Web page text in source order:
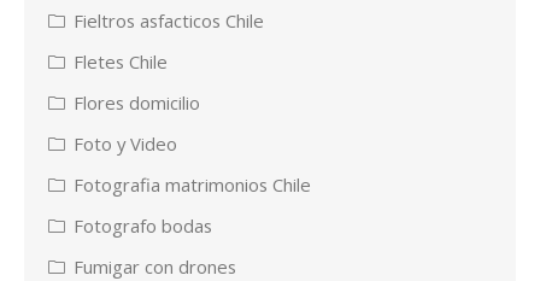
Fieltros asfacticos Chile
Fletes Chile
Flores domicilio
Foto y Video
Fotografia matrimonios Chile
Fotografo bodas
Fumigar con drones